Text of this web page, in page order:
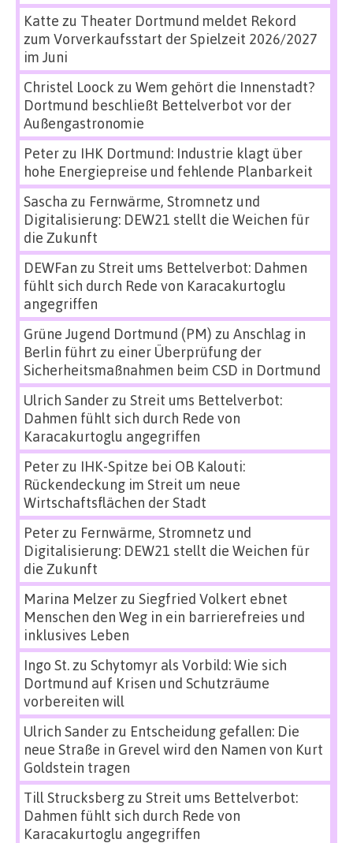
Katte zu Theater Dortmund meldet Rekord
zum Vorverkaufsstart der Spielzeit 2026/2027
im Juni
Christel Loock zu Wem gehört die Innenstadt?
Dortmund beschließt Bettelverbot vor der
Außengastronomie
Peterzu IHK Dortmund: Industrie klagt über
hohe Energiepreise und fehlende Planbarkeit
Sascha zu Fernwärme, Stromnetz und
Digitalisierung: DEW21 stellt die Weichen für
die Zukunft
DEWFan zu Streit ums Bettelverbot: Dahmen
fühlt sich durch Rede von Karacakurtoglu
angegriffen
Grüne Jugend Dortmund (PM) zu Anschlag in
Berlin führt zu einer Überprüfung der
Sicherheitsmaßnahmen beim CSD in Dortmund
Ulrich Sanderzu Streit ums Bettelverbot:
Dahmen fühlt sich durch Rede von
Karacakurtoglu angegriffen
Peterzu IHK-Spitze bei OB Kalouti:
Rückendeckung im Streit um neue
Wirtschaftsflächen der Stadt
Peterzu Fernwärme, Stromnetz und
Digitalisierung: DEW21 stellt die Weichen für
die Zukunft
Marina Melzerzu Siegfried Volkert ebnet
Menschen den Weg in ein barrierefreies und
inklusives Leben
Ingo St.zu Schytomyr als Vorbild: Wie sich
Dortmund auf Krisen und Schutzräume
vorbereiten will
Ulrich Sanderzu Entscheidung gefallen: Die
neue Straße in Grevel wird den Namen von Kurt
Goldstein tragen
Till Strucksbergzu Streit ums Bettelverbot:
Dahmen fühlt sich durch Rede von
Karacakurtoglu angegriffen